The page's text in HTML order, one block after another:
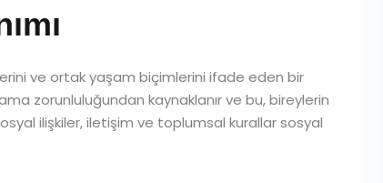
ve ortak yaşam biçimlerini ifade eden bir
zorunluluğundan kaynaklanır ve bu, bireylerin
ilişkiler, iletişim ve toplumsal kurallar sosyal